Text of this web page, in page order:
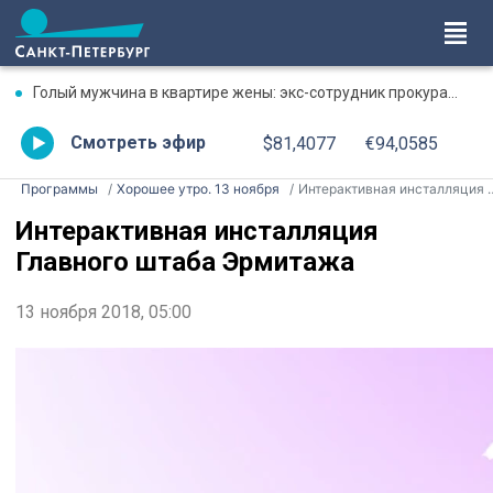
Голый мужчина в квартире жены: экс-сотрудник прокуратуры рассказал, почему совершил убийство
Смотреть эфир $81,4077 €94,0585
Программы Хорошее утро. 13 ноября Интерактивная инсталляция Главного штаба Эрмитажа
Интерактивная инсталляция
Главного штаба Эрмитажа
13 ноября 2018, 05:00